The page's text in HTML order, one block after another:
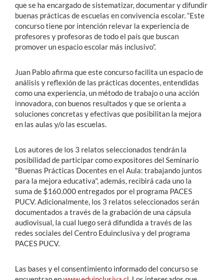
que se ha encargado de sistematizar, documentar y difundir
buenas prácticas de escuelas en convivencia escolar. “Este
concurso tiene por intención relevar la experiencia de
profesores y profesoras de todo el país que buscan
promover un espacio escolar más inclusivo”.
Juan Pablo afirma que este concurso facilita un espacio de
análisis y reflexión de las prácticas docentes, entendidas
como una experiencia, un método de trabajo o una acción
innovadora, con buenos resultados y que se orienta a
soluciones concretas y efectivas que posibilitan la mejora
en las aulas y/o las escuelas.
Los autores de los 3 relatos seleccionados tendrán la
posibilidad de participar como expositores del Seminario
"Buenas Prácticas Docentes en el Aula: trabajando juntos
para la mejora educativa", además, recibirá cada uno la
suma de $160.000 entregados por el programa PACES
PUCV. Adicionalmente, los 3 relatos seleccionados serán
documentados a través de la grabación de una cápsula
audiovisual, la cual luego será difundida a través de las
redes sociales del Centro Eduinclusiva y del programa
PACES PUCV.
Las bases y el consentimiento informado del concurso se